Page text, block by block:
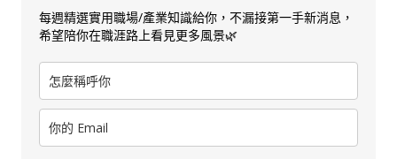
每週精選實用職場/產業知識給你，不漏接第一手新消息，
希望陪你在職涯路上看見更多風景🌿